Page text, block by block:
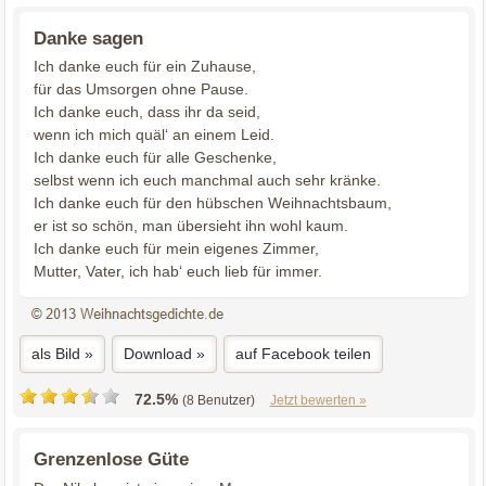
Danke sagen
Ich danke euch für ein Zuhause,
für das Umsorgen ohne Pause.
Ich danke euch, dass ihr da seid,
wenn ich mich quäl‘ an einem Leid.
Ich danke euch für alle Geschenke,
selbst wenn ich euch manchmal auch sehr kränke.
Ich danke euch für den hübschen Weihnachtsbaum,
er ist so schön, man übersieht ihn wohl kaum.
Ich danke euch für mein eigenes Zimmer,
Mutter, Vater, ich hab‘ euch lieb für immer.
als Bild » Download » auf Facebook teilen
72.5% (8 Benutzer) Jetzt bewerten »
Grenzenlose Güte